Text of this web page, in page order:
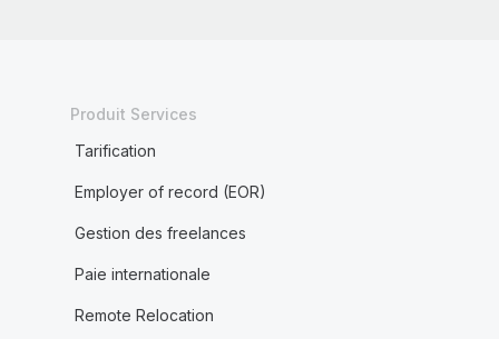
Produit Services
Tarification
Employer of record (EOR)
Gestion des freelances
Paie internationale
Remote Relocation